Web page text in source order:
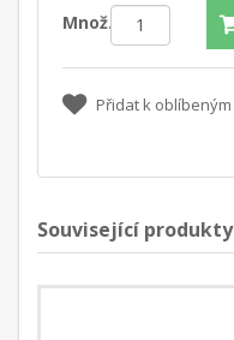
Množ.:
Přidat k oblíbeným
Související produkty